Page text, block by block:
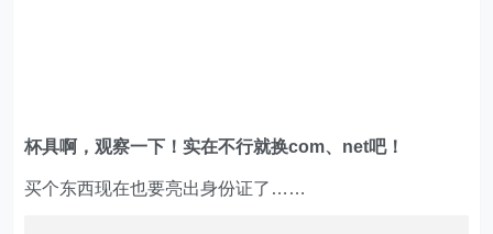
杯具啊，观察一下！实在不行就换com、net吧！
买个东西现在也要亮出身份证了……